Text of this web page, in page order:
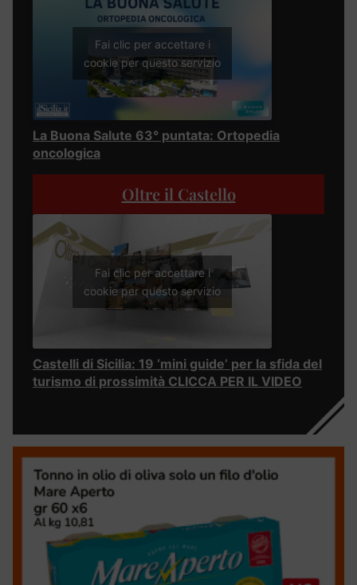
Fai clic per accettare i
cookie per questo servizio
La Buona Salute 63° puntata: Ortopedia
oncologica
Oltre il Castello
Fai clic per accettare i
cookie per questo servizio
Castelli di Sicilia: 19 ‘mini guide’ per la sfida del
turismo di prossimità CLICCA PER IL VIDEO